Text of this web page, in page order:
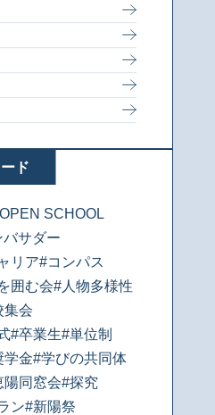
ド
SCHOOL
バサダー
リア#コンパス
囲む会#人物多様性
集会
#卒業生#単位制
学金#学びの共同体
陽同窓会#探究
ン#新陽祭